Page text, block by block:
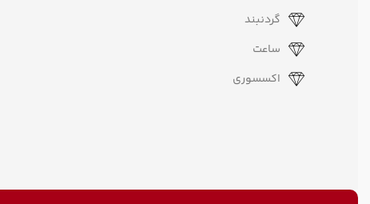
گردنبند
ساعت
اکسسوری